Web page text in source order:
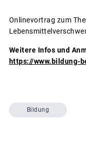
Onlinevortrag zum
Weitere Infos und
https://www.bildung-
Bildung